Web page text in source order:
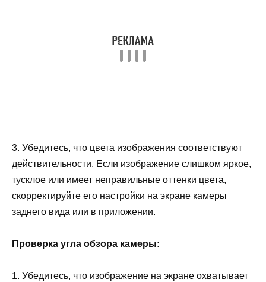
3. Убедитесь, что цвета изображения соответствуют
действительности. Если изображение слишком яркое,
тусклое или имеет неправильные оттенки цвета,
скорректируйте его настройки на экране камеры
заднего вида или в приложении.
Проверка угла обзора камеры:
1. Убедитесь, что изображение на экране охватывает